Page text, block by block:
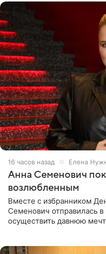
16 часов назад Елена
Анна Семенович
возлюбленным
Вместе с избранником
Семенович отправилась
осуществить давнюю